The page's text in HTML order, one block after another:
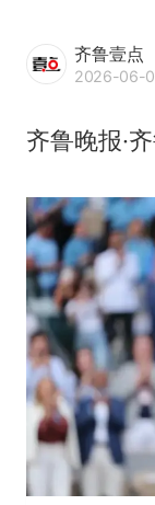
齐鲁壹点
2026-06-
齐鲁晚报·